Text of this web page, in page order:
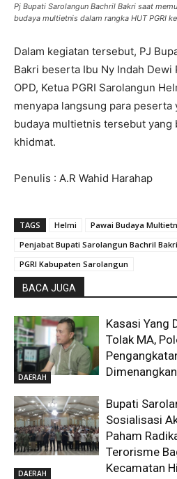
Pj Bupati Sarolangun Bachril Bakri saat
budaya multietnis dalam rangka HUT PGRI
Dalam kegiatan tersebut, PJ
Bakri beserta Ibu Ny Indah Dewi
OPD, Ketua PGRI Sarolangun
menyapa langsung para peserta
budaya multietnis tersebut yang
khidmat.
Penulis : A.R Wahid Harahap
TAGS Helmi
Pawai Budaya
Penjabat Bupati Sarolangun Bachril Bakri
PGRI Kabupaten Sarolangun
BACA JUGA
DAERAH
Kasasi Yang
Tolak MA,
DAERAH
Bupati
Sosialisasi
Paham
Terorisme
Kecamatan